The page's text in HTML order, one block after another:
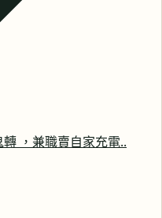
轉 ，兼職賣自家充電..